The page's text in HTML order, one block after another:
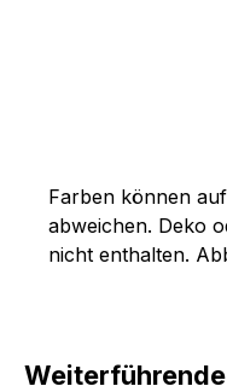
Farben können
abweichen. Deko
nicht enthalten.